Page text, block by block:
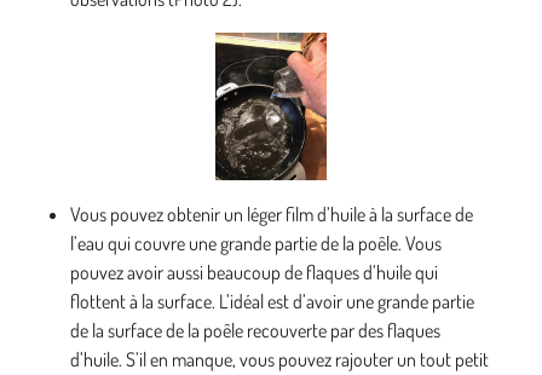
Vous pouvez obtenir un léger film d’huile à la surface de
l’eau qui couvre une grande partie de la poêle. Vous
pouvez avoir aussi beaucoup de flaques d’huile qui
flottent à la surface. L’idéal est d’avoir une grande partie
de la surface de la poêle recouverte par des flaques
d’huile. S’il en manque, vous pouvez rajouter un tout petit